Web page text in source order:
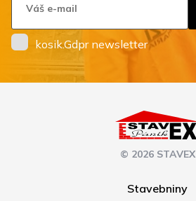
kosik.Gdpr newsletter
© 2026 STAVEX
Stavebniny